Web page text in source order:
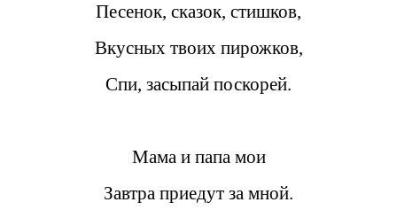
Песенок, сказок, стишков,
Вкусных твоих пирожков,
Спи, засыпай поскорей.
Мама и папа мои
Завтра приедут за мной.